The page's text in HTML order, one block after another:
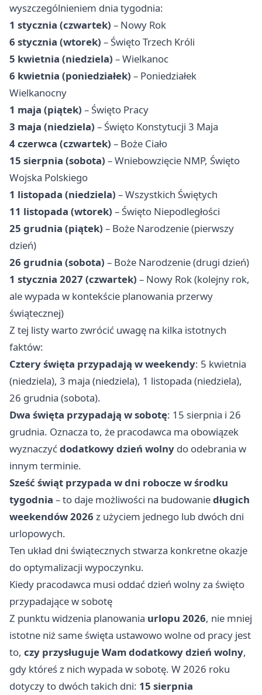
wyszczególnieniem dnia tygodnia:
1 stycznia (czwartek) – Nowy Rok
6 stycznia (wtorek) – Święto Trzech Króli
5 kwietnia (niedziela) – Wielkanoc
6 kwietnia (poniedziałek) – Poniedziałek
Wielkanocny
1 maja (piątek) – Święto Pracy
3 maja (niedziela) – Święto Konstytucji 3 Maja
4 czerwca (czwartek) – Boże Ciało
15 sierpnia (sobota) – Wniebowzięcie NMP, Święto
Wojska Polskiego
1 listopada (niedziela) – Wszystkich Świętych
11 listopada (wtorek) – Święto Niepodległości
25 grudnia (piątek) – Boże Narodzenie (pierwszy
dzień)
26 grudnia (sobota) – Boże Narodzenie (drugi dzień)
1 stycznia 2027 (czwartek) – Nowy Rok (kolejny rok,
ale wypada w kontekście planowania przerwy
świątecznej)
Z tej listy warto zwrócić uwagę na kilka istotnych
faktów:
Cztery święta przypadają w weekendy: 5 kwietnia
(niedziela), 3 maja (niedziela), 1 listopada (niedziela),
26 grudnia (sobota).
Dwa święta przypadają w sobotę: 15 sierpnia i 26
grudnia. Oznacza to, że pracodawca ma obowiązek
wyznaczyćdodatkowy dzień wolny do odebrania w
innym terminie.
Sześć świąt przypada w dni robocze w środku
tygodnia – to daje możliwości na budowaniedługich
weekendów 2026 z użyciem jednego lub dwóch dni
urlopowych.
Ten układ dni świątecznych stwarza konkretne okazje
do optymalizacji wypoczynku.
Kiedy pracodawca musi oddać dzień wolny za święto
przypadające w sobotę
Z punktu widzenia planowania urlopu 2026, nie mniej
istotne niż same święta ustawowo wolne od pracy jest
to, czy przysługuje Wam dodatkowy dzień wolny,
gdy któreś z nich wypada w sobotę. W 2026 roku
dotyczy to dwóch takich dni: 15 sierpnia